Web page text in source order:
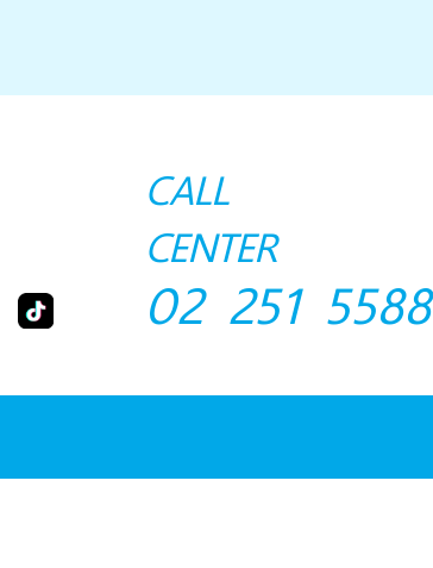
CALL
CENTER
02 251 5588